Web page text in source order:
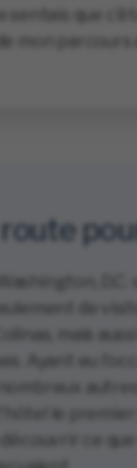
sentais que
mon parcours
route
D.C.
mais
Ayant eu
ce que